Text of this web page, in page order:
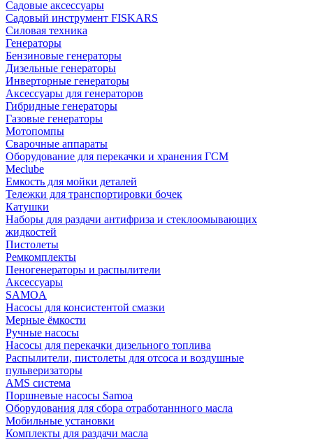
Садовые аксессуары
Садовый инструмент FISKARS
Силовая техника
Генераторы
Бензиновые генераторы
Дизельные генераторы
Инверторные генераторы
Аксессуары для генераторов
Гибридные генераторы
Газовые генераторы
Мотопомпы
Сварочные аппараты
Оборудование для перекачки и хранения ГСМ
Meclube
Емкость для мойки деталей
Тележки для транспортировки бочек
Катушки
Наборы для раздачи антифриза и стеклоомывающих
жидкостей
Пистолеты
Ремкомплекты
Пеногенераторы и распылители
Аксессуары
SAMOA
Насосы для консистентой смазки
Мерные ёмкости
Ручные насосы
Насосы для перекачки дизельного топлива
Распылители, пистолеты для отсоса и воздушные
пульверизаторы
AMS система
Поршневые насосы Samoa
Оборудования для сбора отработаннного масла
Мобильные установки
Комплекты для раздачи масла